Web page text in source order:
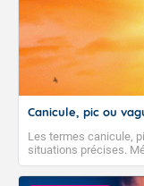
Canicule, pic ou
Les termes canicule,
situations précises.
climatologiques pour
peuvent avoir des